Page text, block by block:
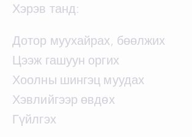
Хэрэв танд:
Дотор муухайрах, бөөлжих
Цээж гашуун оргих
Хоолны шингэц муудах
Хэвлийгээр өвдөх
Гүйлгэх